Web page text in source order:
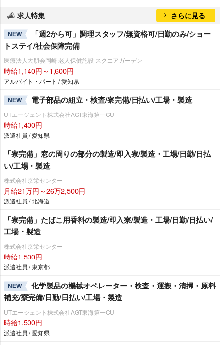
求人特集 さらに見る
NEW
「週2から可」調理スタッフ/無資格可/日勤のみ/ショー
トステイ/社会保障完備
医療法人大朋会岡崎 老人保健施設 スクエアガーデン
時給1,140円～1,600円
アルバイト・パート / 愛知県
NEW 電子部品の組立・検査/寮完備/日払い/工場・製造
UTエージェント株式会社AGT東海第一CU
時給1,400円
派遣社員 / 愛知県
「寮完備」窓の周りの部分の製造/即入寮/製造・工場/日勤/日払
い/工場・製造
株式会社京栄センター
月給21万円～26万2,500円
派遣社員 / 北海道
「寮完備」たばこ用香料の製造/即入寮/製造・工場/日勤/日払い/
工場・製造
株式会社京栄センター
時給1,500円
派遣社員 / 東京都
NEW
化学製品の機械オペレーター・検査・運搬・清掃・原料
補充/寮完備/日勤/日払い/工場・製造
UTエージェント株式会社AGT東海第一CU
時給1,500円
派遣社員 / 愛知県